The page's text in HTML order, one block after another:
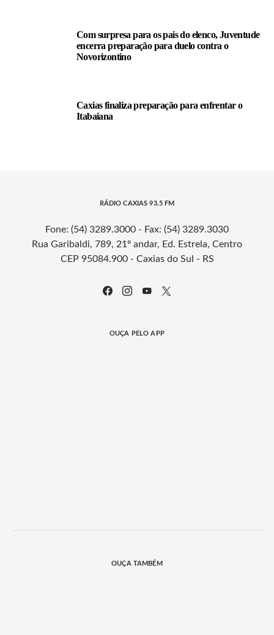
Com surpresa para os pais do elenco, Juventude
encerra preparação para duelo contra o
Novorizontino
Caxias finaliza preparação para enfrentar o
Itabaiana
RÁDIO CAXIAS 93.5 FM
Fone: (54) 3289.3000 - Fax: (54) 3289.3030
Rua Garibaldi, 789, 21º andar, Ed. Estrela, Centro
CEP 95084.900 - Caxias do Sul - RS
OUÇA PELO APP
OUÇA TAMBÉM